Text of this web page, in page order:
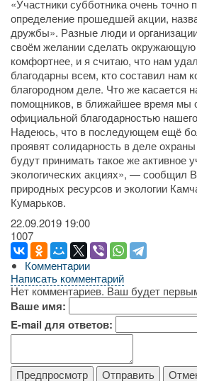
«Участники субботника очень точно
определение прошедшей акции,
дружбы». Разные люди и
своём желании сделать
комфортнее, и я считаю, что нам
благодарны всем, кто составил нам
благородном деле. Что же касается
помощников, в ближайшее время мы
официальной благодарностью
Надеюсь, что в последующем ещё
проявят солидарность в деле
будут принимать такое же активное
экологических акциях», — сообщил
природных ресурсов и экологии
Кумарьков.
22.09.2019 19:00
1007
Комментарии
Написать комментарий
Нет комментариев. Ваш будет
Ваше имя:
E-mail для ответов: